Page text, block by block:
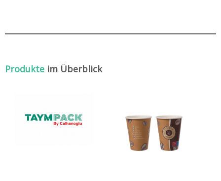
Produkte im Überblick